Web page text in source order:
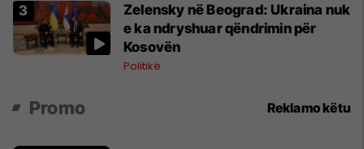
Zelensky në Beograd: Ukraina nuk
e ka ndryshuar qëndrimin për
Kosovën
Politikë
Promo Reklamo këtu